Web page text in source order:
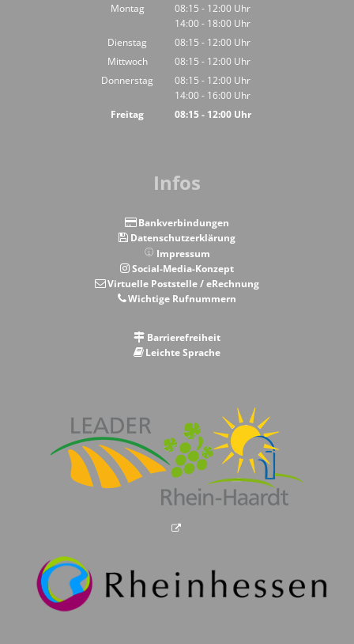
Montag 08:15 - 12:00 Uhr
Von 08:15 bis 12:00 Uhr
14:00 - 18:00 Uhr
Von 14:00 bis 18:00 Uhr
Dienstag 08:15 - 12:00 Uhr
Von 08:15 bis 12:00 Uhr
Mittwoch 08:15 - 12:00 Uhr
Von 08:15 bis 12:00 Uhr
Donnerstag 08:15 - 12:00 Uhr
Von 08:15 bis 12:00 Uhr
14:00 - 16:00 Uhr
Von 14:00 bis 16:00 Uhr
Freitag 08:15- 12:00Uhr
Infos
Bankverbindungen
Datenschutzerklärung
Impressum
Social-Media-Konzept
Virtuelle Poststelle / eRechnung
Wichtige Rufnummern
Barrierefreiheit
Leichte Sprache